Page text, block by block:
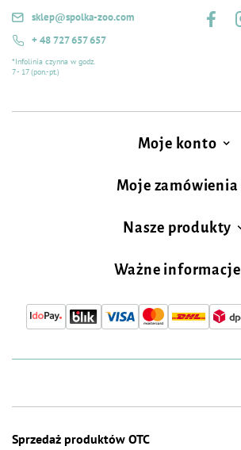
sklep@spolka-zoo.com
+ 48 727 657 657
*Infolinia czynna w godz.
7 - 17 (pon.-pt.)
Moje konto
Moje zamówienia
Nasze produkty
Ważne informacje
Sprzedaż produktów OTC